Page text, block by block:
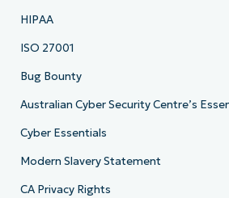
HIPAA
ISO 27001
Bug Bounty
Australian Cyber Security Centre’s
Cyber Essentials
Modern Slavery Statement
CA Privacy Rights